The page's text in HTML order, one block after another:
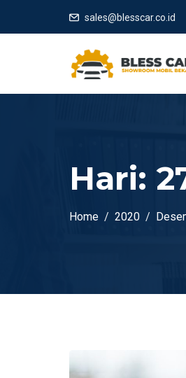
sales@blesscar.co.id
Hari:
Home 2020